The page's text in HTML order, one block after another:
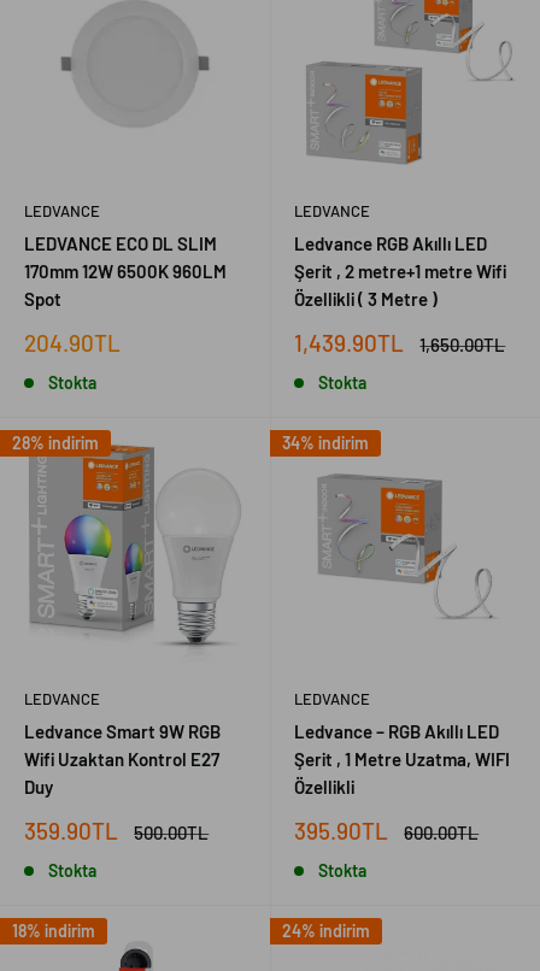
LEDVANCE
LEDVANCE ECO DL SLIM
170mm 12W 6500K 960LM
Spot
İndirimli
204.90TL
Stokta
LEDVANCE
Ledvance RGB Akıllı LED
Şerit , 2 metre+1 metre Wifi
Özellikli ( 3 Metre )
İndirimli
1,439.90TL
Normal
1,650.00TL
Stokta
28% indirim
LEDVANCE
Ledvance Smart 9W RGB
Wifi Uzaktan Kontrol E27
Duy
İndirimli
359.90TL
Normal
500.00TL
Stokta
34% indirim
LEDVANCE
Ledvance – RGB Akıllı LED
Şerit , 1 Metre Uzatma, WIFI
Özellikli
İndirimli
395.90TL
Normal
600.00TL
Stokta
18% indirim 24% indirim